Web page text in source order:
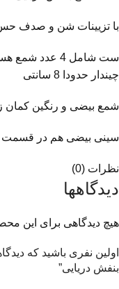
با تزیینات شن و صدف
چیندار حدودا 8 سانتی
شمع بیضی و رنگین کمان
سینی بیضی هم در
نظرات (0)
دیدگاهها
هیچ دیدگاهی برای این
اولین نفری باشید که
بنفش دریایی”